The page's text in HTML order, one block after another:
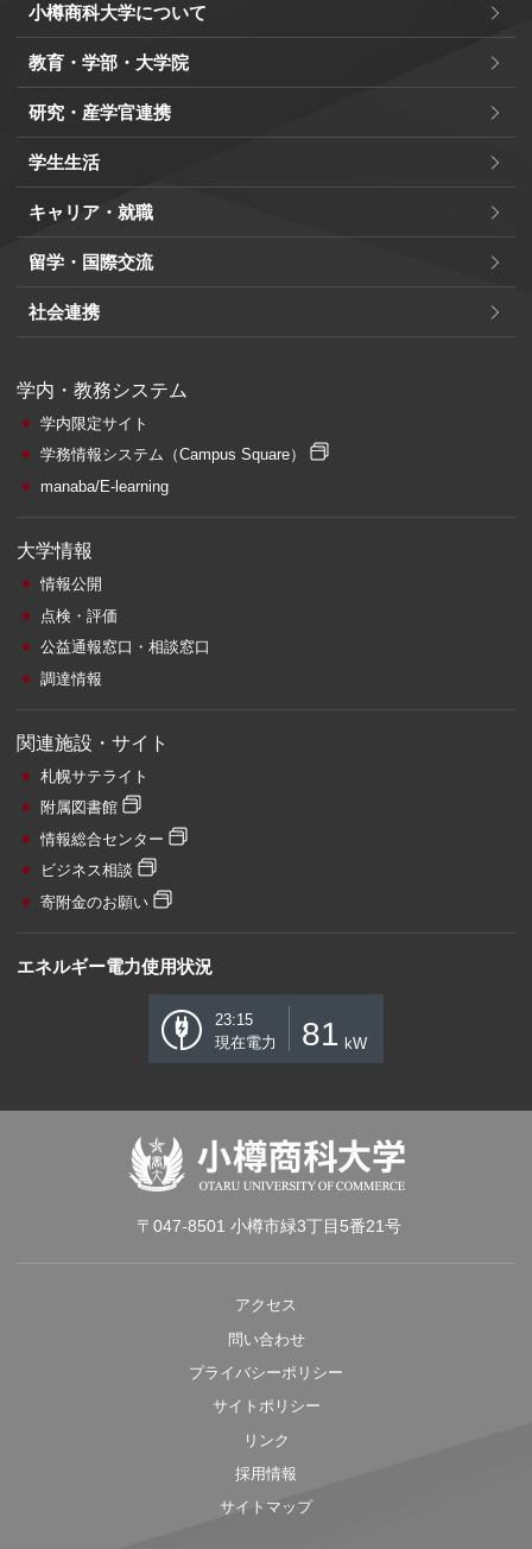
小樽商科大学について
教育・学部・大学院
研究・産学官連携
学生生活
キャリア・就職
留学・国際交流
社会連携
学内・教務システム
学内限定サイト
学務情報システム （Campus Square）
manaba/E-learning
大学情報
情報公開
点検・評価
公益通報窓口・相談窓口
調達情報
関連施設・サイト
札幌サテライト
附属図書館
情報総合センター
ビジネス相談
寄附金のお願い
エネルギー電力使用状況
23:15
現在電力
81 kW
〒047-8501 小樽市緑3丁目5番21号
アクセス
問い合わせ
プライバシーポリシー
サイトポリシー
リンク
採用情報
サイトマップ